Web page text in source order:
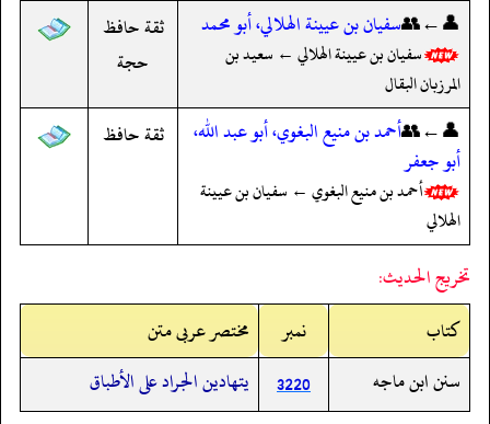
👤←👥سفيان بن عيينة الهلالي، أبو محمد
سفيان بن عيينة الهلالي ← سعيد بن
المرزبان البقال
ثقة حافظ
حجة
👤←👥أحمد بن منيع البغوي، أبو عبد الله،
أبو جعفر
أحمد بن منيع البغوي ← سفيان بن عيينة
الهلالي
ثقة حافظ
تخريج الحديث:
کتاب
نمبر
مختصر عربی متن
سنن ابن ماجه
3220 يتهادين الجراد على الأطباق